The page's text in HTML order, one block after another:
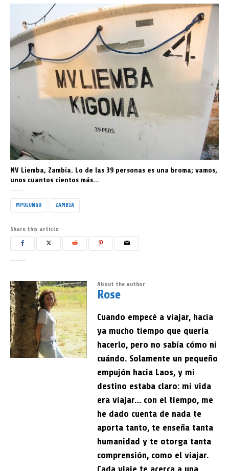
MV Liemba, Zambia. Lo de las 39 personas es una broma; vamos,
unos cuantos cientos más…
MPULUNGU ZAMBIA
Share this article
About the author
Rose
Cuando empecé a viajar, hacía
ya mucho tiempo que quería
hacerlo, pero no sabía cómo ni
cuándo. Solamente un pequeño
empujón hacia Laos, y mi
destino estaba claro: mi vida
era viajar… con el tiempo, me
he dado cuenta de nada te
aporta tanto, te enseña tanta
humanidad y te otorga tanta
comprensión, como el viajar.
Cada viaje te acerca a una